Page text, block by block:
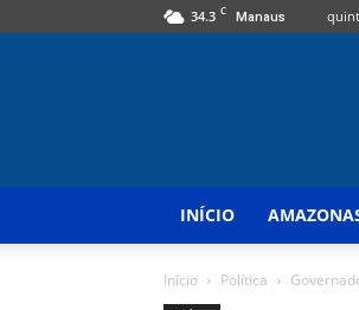
34.3 C Manaus
INÍCIO
Início Política